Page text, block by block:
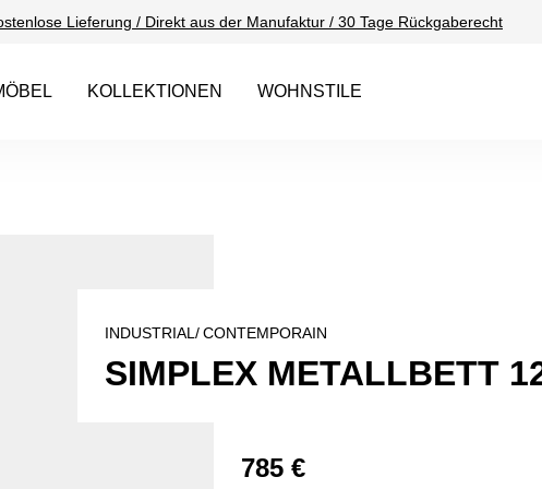
Lieferung / Direkt aus der Manufaktur / 30 Tage Rückgaberecht
KOLLEKTIONEN WOHNSTILE
INDUSTRIAL/CONTEMPORAIN
SIMPLEX METALLBETT
785 €